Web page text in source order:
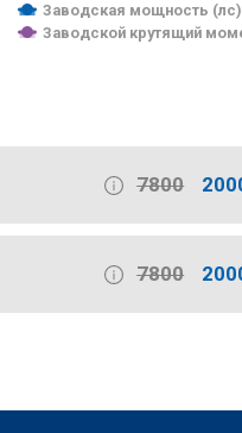
Заводская мощность (лс)
Заводской крутящий
7800
7800